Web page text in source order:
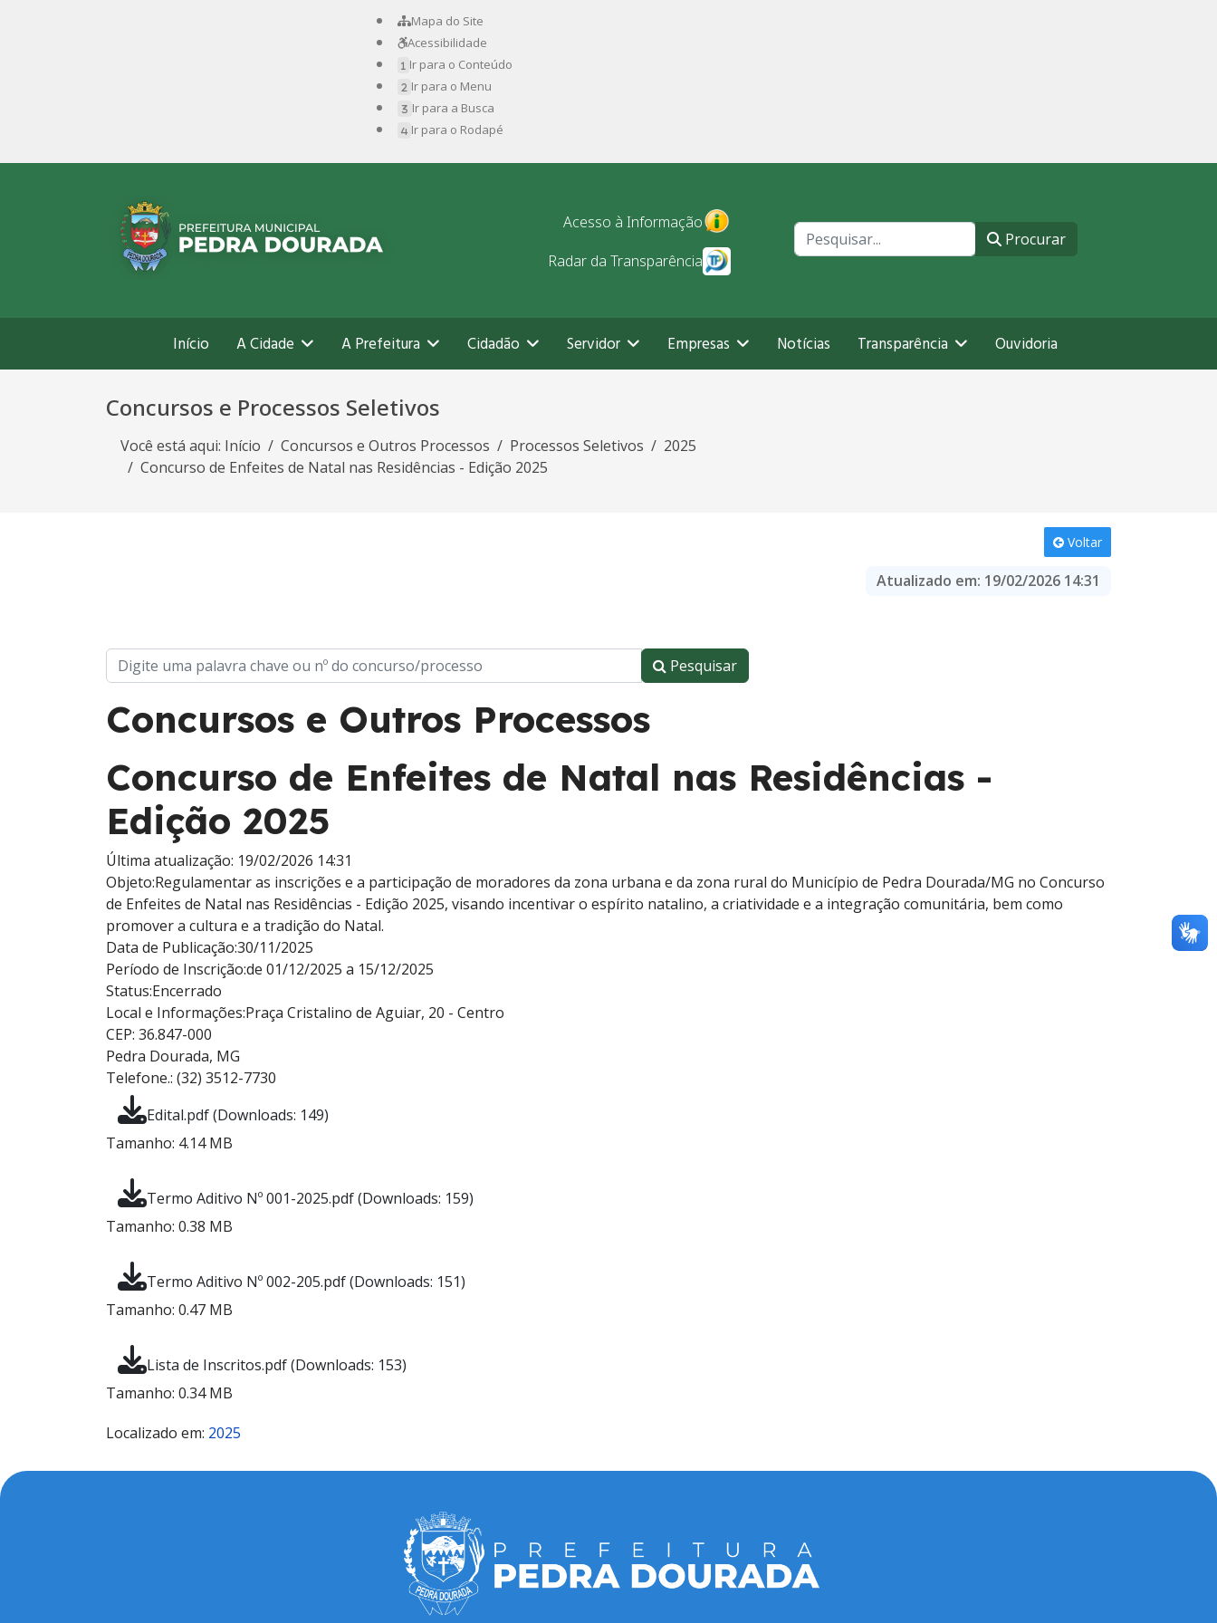
Mapa do Site
Acessibilidade
Ir para o Conteúdo
Ir para o Menu
Ir para a Busca
Ir para o Rodapé
Acesso à Informação
Radar da Transparência
Procurar
Início A Cidade A Prefeitura Cidadão Servidor Empresas Notícias Transparência Ouvidoria
Concursos e Processos Seletivos
Você está aqui: Início Concursos e Outros Processos Processos Seletivos
2025
Concurso de Enfeites de Natal nas Residências - Edição 2025
Voltar
Atualizado em: 19/02/2026 14:31
Pesquisar
Concursos e Outros Processos
Concurso de Enfeites de Natal nas Residências -
Edição 2025
Última atualização: 19/02/2026 14:31
Objeto:Regulamentar as inscrições e a participação de moradores da zona urbana e da zona rural do Município de Pedra Dourada/MG no Concurso
de Enfeites de Natal nas Residências - Edição 2025, visando incentivar o espírito natalino, a criatividade e a integração comunitária, bem como
promover a cultura e a tradição do Natal.
Data de Publicação:30/11/2025
Período de Inscrição:de 01/12/2025 a 15/12/2025
Status:Encerrado
Local e Informações:Praça Cristalino de Aguiar, 20 - Centro
CEP: 36.847-000
Pedra Dourada, MG
Telefone.: (32) 3512-7730
Edital.pdf (Downloads: 149)
Tamanho: 4.14 MB
Termo Aditivo Nº 001-2025.pdf (Downloads: 159)
Tamanho: 0.38 MB
Termo Aditivo Nº 002-205.pdf (Downloads: 151)
Tamanho: 0.47 MB
Lista de Inscritos.pdf (Downloads: 153)
Tamanho: 0.34 MB
Localizado em: 2025